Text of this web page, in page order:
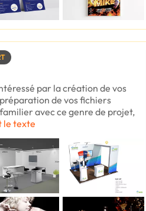
par la création de vos
de vos fichiers
avec ce genre de projet,
le texte